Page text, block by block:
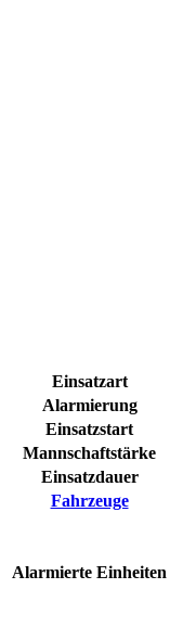
Einsatzart
Alarmierung
Einsatzstart
Mannschaftstärke
Einsatzdauer
Fahrzeuge
Alarmierte Einheiten